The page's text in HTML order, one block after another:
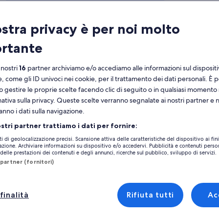
i
mesi
mostrati
al
momento
sono
August
2026
2026.
agosto 2026
1 2
3 4 5 6
10 11 12 13 14 15 16
17 18 19
30
1
14 15 16
28 29
Real Santo Antonio Monte Gordo Case vacanze in zona Spiaggia di Monte
di Monte Gordo che farebbero al caso tuo. Se preferisci partire in
Fi e la TV via cavo. Puoi anche selezionare eventuali servizi
- Spiaggia di Monte Gordo
LUSSO APPARTAMENTO FRONTE MARE. VISTA MARE
Galleria
fotografica
9,4 su 10, Eccezionale, (38 recensioni)
Eccezionale(38 recensioni)
Appartamento - Cabanas de Travira
privacy è per noi molto
16 partner archiviamo e/o accediamo alle informazioni sul
come gli ID univoci nei cookie, per il trattamento dei dati personali. È
gestire le proprie scelte facendo clic di seguito o in qualsiasi momento
sulla privacy. Queste scelte verranno segnalate ai nostri partner e
i dati sulla navigazione.
partner trattiamo i dati per fornire:
di geolocalizzazione precisi. Scansione attiva delle caratteristiche del dispositivo ai fini
Archiviare informazioni su dispositivo e/o accedervi. Pubblicità e contenuti
prestazioni dei contenuti e degli annunci, ricerche sul pubblico, sviluppo di servizi.
partner (fornitori)
Rifiuta tutti